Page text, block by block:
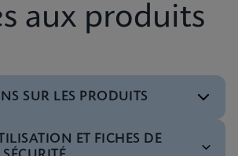
aux produits
SUR LES PRODUITS
ET FICHES DE